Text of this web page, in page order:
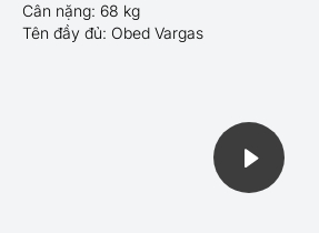
Cân nặng: 68 kg
Tên đầy đủ: Obed Vargas